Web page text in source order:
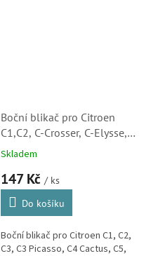
Boční blikač pro Citroen
C1,C2, C-Crosser, C-Elysse,
C3, C5, Xsara, Xsara Picasso
1647158)
Skladem
147 Kč / ks
Do košíku
Boční blikač pro Citroen C1, C2,
C3, C3 Picasso, C4 Cactus, C5,